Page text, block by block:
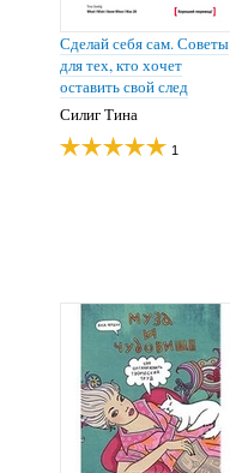
Сделай себя сам. Советы
для тех, кто хочет
оставить свой след
Силиг Тина
1